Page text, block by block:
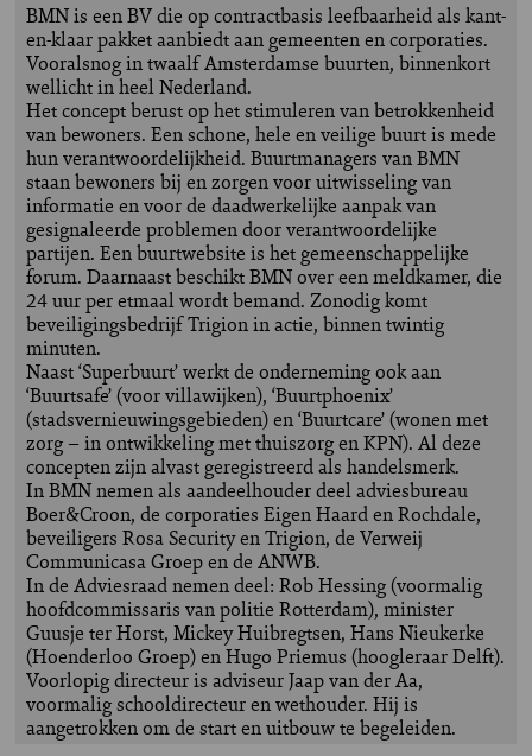
BMN is een BV die op contractbasis leefbaarheid als kant-
en-klaar pakket aanbiedt aan gemeenten en corporaties.
Vooralsnog in twaalf Amsterdamse buurten, binnenkort
wellicht in heel Nederland.
Het concept berust op het stimuleren van betrokkenheid
van bewoners. Een schone, hele en veilige buurt is mede
hun verantwoordelijkheid. Buurtmanagers van BMN
staan bewoners bij en zorgen voor uitwisseling van
informatie en voor de daadwerkelijke aanpak van
gesignaleerde problemen door verantwoordelijke
partijen. Een buurtwebsite is het gemeenschappelijke
forum. Daarnaast beschikt BMN over een meldkamer, die
24 uur per etmaal wordt bemand. Zonodig komt
beveiligingsbedrijf Trigion in actie, binnen twintig
minuten.
Naast ‘Superbuurt’ werkt de onderneming ook aan
‘Buurtsafe’ (voor villawijken), ‘Buurtphoenix’
(stadsvernieuwingsgebieden) en ‘Buurtcare’ (wonen met
zorg – in ontwikkeling met thuiszorg en KPN). Al deze
concepten zijn alvast geregistreerd als handelsmerk.
In BMN nemen als aandeelhouder deel adviesbureau
Boer&Croon, de corporaties Eigen Haard en Rochdale,
beveiligers Rosa Security en Trigion, de Verweij
Communicasa Groep en de ANWB.
In de Adviesraad nemen deel: Rob Hessing (voormalig
hoofdcommissaris van politie Rotterdam), minister
Guusje ter Horst, Mickey Huibregtsen, Hans Nieukerke
(Hoenderloo Groep) en Hugo Priemus (hoogleraar Delft).
Voorlopig directeur is adviseur Jaap van der Aa,
voormalig schooldirecteur en wethouder. Hij is
aangetrokken om de start en uitbouw te begeleiden.